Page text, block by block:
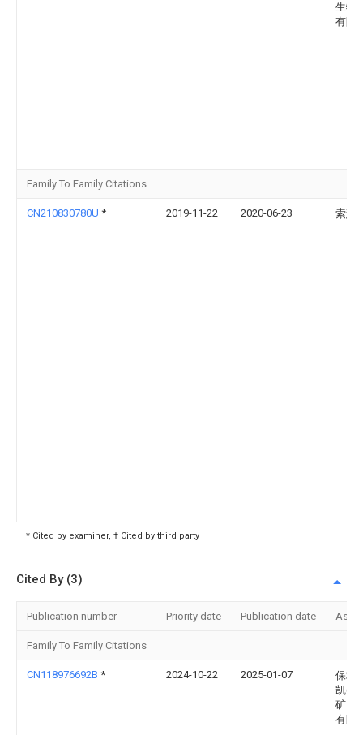
生物
有限
Family To Family Citations
CN210830780U * 2019-11-22 2020-06-23 索慧
* Cited by examiner, † Cited by third party
Cited By (3)
Publication number Priority date Publication date
Family To Family Citations
CN118976692B * 2024-10-22 2025-01-07
保利
凯(江
矿山
有限